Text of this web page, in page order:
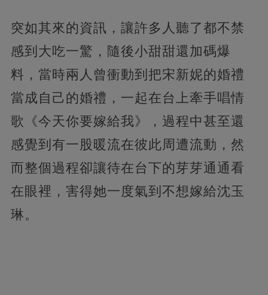
突如其來的資訊，讓許多人聽了都不禁
感到大吃一驚，隨後小甜甜還加碼爆
料，當時兩人曾衝動到把宋新妮的婚禮
當成自己的婚禮，一起在台上牽手唱情
歌《今天你要嫁給我》，過程中甚至還
感覺到有一股暖流在彼此周遭流動，然
而整個過程卻讓待在台下的芽芽通通看
在眼裡，害得她一度氣到不想嫁給沈玉
琳。